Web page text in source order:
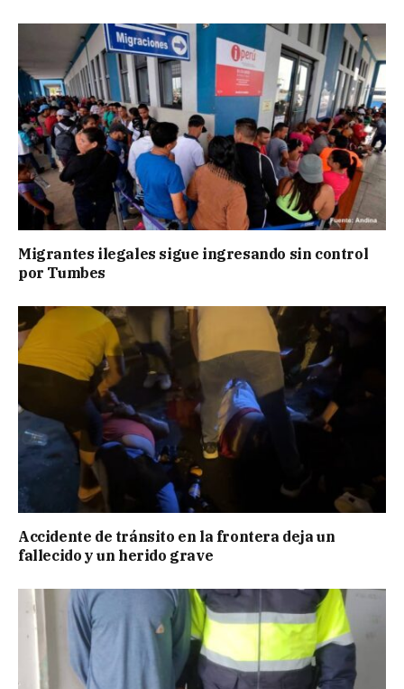
Migrantes ilegales sigue ingresando sin control
por Tumbes
Accidente de tránsito en la frontera deja un
fallecido y un herido grave